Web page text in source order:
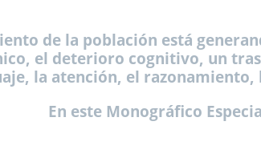
de la población está
el deterioro cognitivo, un
la atención, el
En este Monográfico